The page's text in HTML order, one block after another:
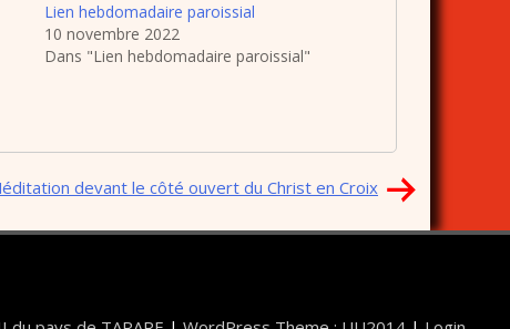
Lien hebdomadaire paroissial
10 novembre 2022
Dans "Lien hebdomadaire paroissial"
devant le côté ouvert du Christ en Croix